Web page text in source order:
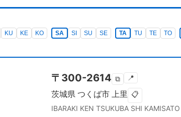
KU KE KO SA SI SU SE TA TU TE TO
〒 300-2614 ⧉ 📍
茨城県 つくば市 上里 📋
IBARAKI KEN TSUKUBA SHI KAMISATO